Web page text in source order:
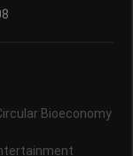
Bioeconomy